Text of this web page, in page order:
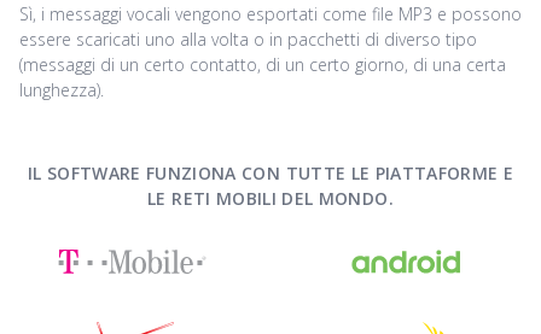
Sì, i messaggi vocali vengono esportati come file MP3 e possono
essere scaricati uno alla volta o in pacchetti di diverso tipo
(messaggi di un certo contatto, di un certo giorno, di una certa
lunghezza).
IL SOFTWARE FUNZIONA CON TUTTE LE PIATTAFORME E
LE RETI MOBILI DEL MONDO.